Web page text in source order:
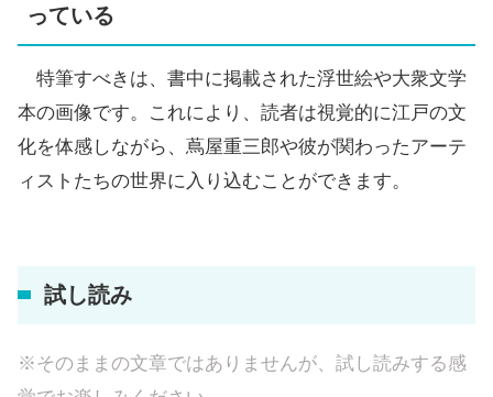
っている
特筆すべきは、書中に掲載された浮世絵や大衆文学
本の画像です。これにより、読者は視覚的に江戸の文
化を体感しながら、蔦屋重三郎や彼が関わったアーテ
ィストたちの世界に入り込むことができます。
試し読み
※そのままの文章ではありませんが、試し読みする感